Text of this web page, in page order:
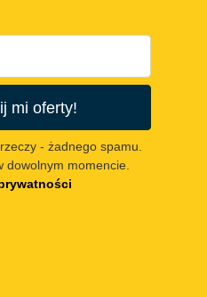
mi oferty!
- żadnego spamu.
dowolnym momencie.